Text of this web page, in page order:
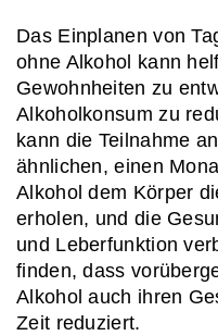
Das Einplanen von
ohne Alkohol kann
Gewohnheiten zu
Alkoholkonsum zu
kann die Teilnahme
ähnlichen, einen
Alkohol dem Körper
erholen, und die
und Leberfunktion
finden, dass
Alkohol auch ihren
Zeit reduziert.